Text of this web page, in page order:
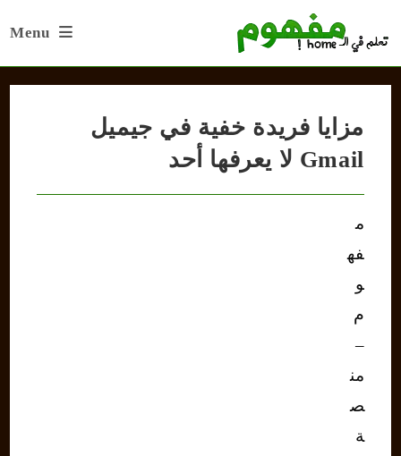
Menu
مزايا فريدة خفية في جيميل
Gmail لا يعرفها أحد
م
فه
و
م
–
من
ص
ة